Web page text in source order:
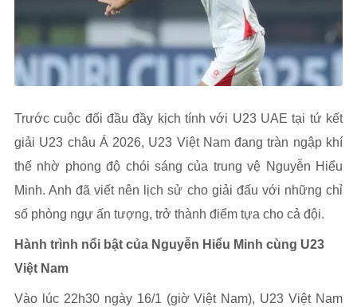
Trước cuộc đối đầu đầy kịch tính với U23 UAE tại tứ kết
giải U23 châu Á 2026, U23 Việt Nam đang tràn ngập khí
thế nhờ phong độ chói sáng của trung vệ Nguyễn Hiểu
Minh. Anh đã viết nên lịch sử cho giải đấu với những chỉ
số phòng ngự ấn tượng, trở thành điểm tựa cho cả đội.
Hành trình nổi bật của Nguyễn Hiểu Minh cùng U23
Việt Nam
Vào lúc 22h30 ngày 16/1 (giờ Việt Nam), U23 Việt Nam